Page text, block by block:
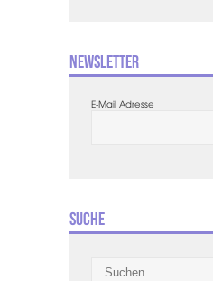
Newsletter
E-Mail Adresse
Suche
nach: